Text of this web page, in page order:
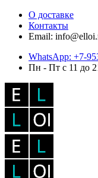
О доставке
Контакты
Email:
WhatsApp: +7-
Пн - Пт с 11 до